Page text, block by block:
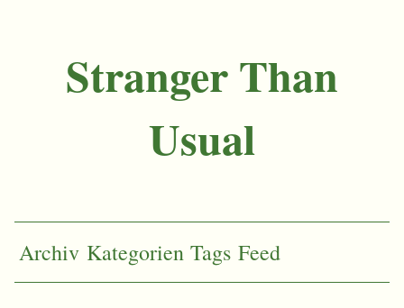
Stranger Than
Usual
Archiv Kategorien Tags Feed